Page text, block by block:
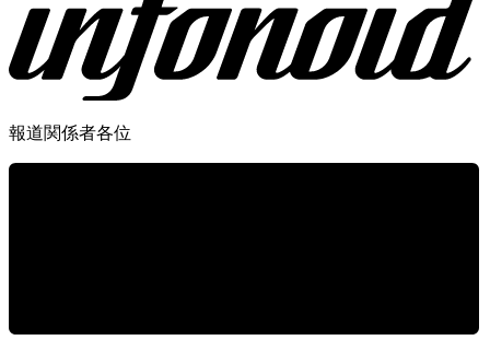
報道関係者各位